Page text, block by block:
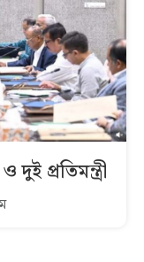
দুই প্রতিমন্ত্রী